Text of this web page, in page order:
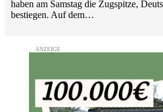
haben am Samstag die Zugspitze,
bestiegen. Auf dem…